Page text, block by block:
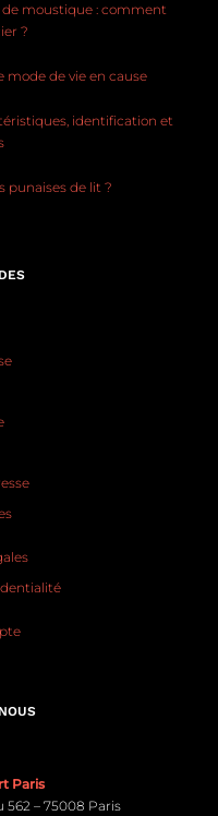
moustique : comment
?
mode de vie en cause
identification et
punaises de lit ?
Paris
562 – 75008 Paris